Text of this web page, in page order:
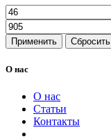
Применить Сбросить
О нас
О нас
Статьи
Контакты